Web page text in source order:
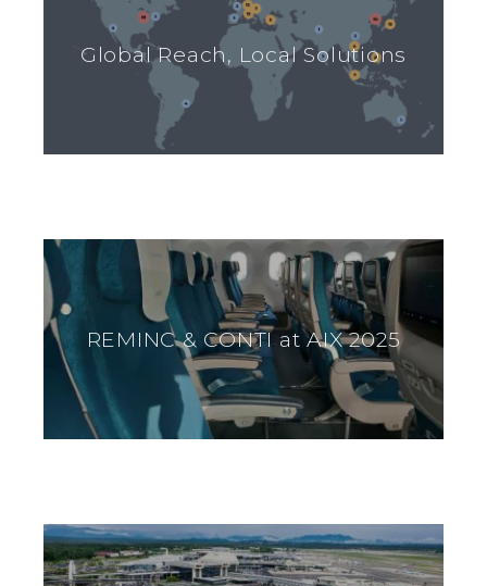
Global Reach, Local Solutions
REMINC & CONTI at AIX 2025